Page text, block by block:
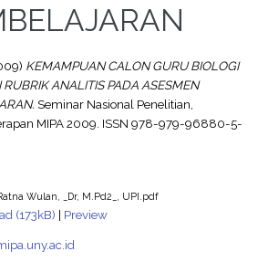
KEMAMPUAN CALON GURU BIOLOGI
ANALITIS PADA ASESMEN
Seminar Nasional Penelitian,
MIPA 2009. ISSN 978-979-96880-5-
Wulan, _Dr, M.Pd2_, UPI.pdf
(173kB) | Preview